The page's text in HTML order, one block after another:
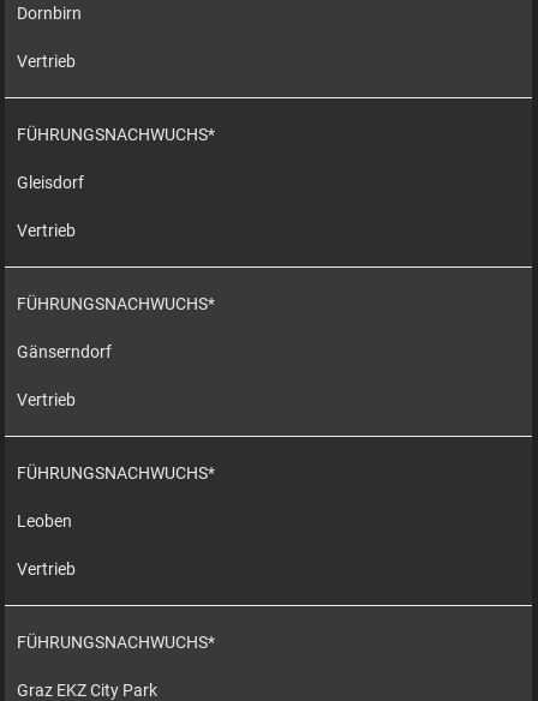
Dornbirn
Vertrieb
FÜHRUNGSNACHWUCHS*
Gleisdorf
Vertrieb
FÜHRUNGSNACHWUCHS*
Gänserndorf
Vertrieb
FÜHRUNGSNACHWUCHS*
Leoben
Vertrieb
FÜHRUNGSNACHWUCHS*
Graz EKZ City Park